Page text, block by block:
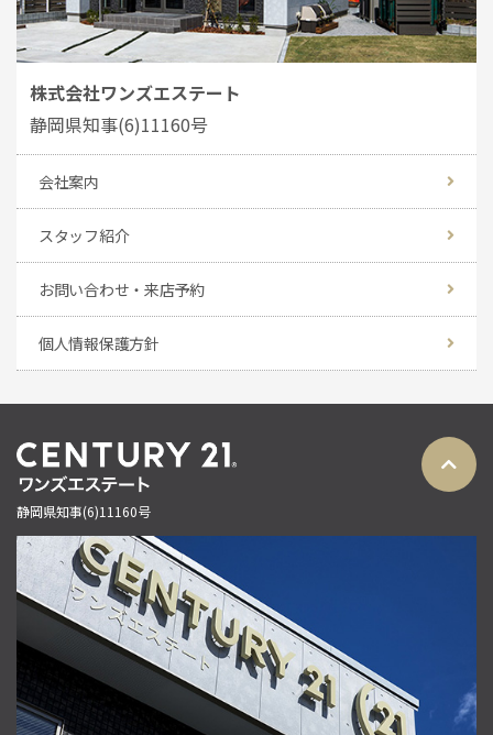
株式会社ワンズエステート
静岡県知事(6)11160号
会社案内
スタッフ紹介
お問い合わせ・来店予約
個人情報保護方針
静岡県知事(6)11160号